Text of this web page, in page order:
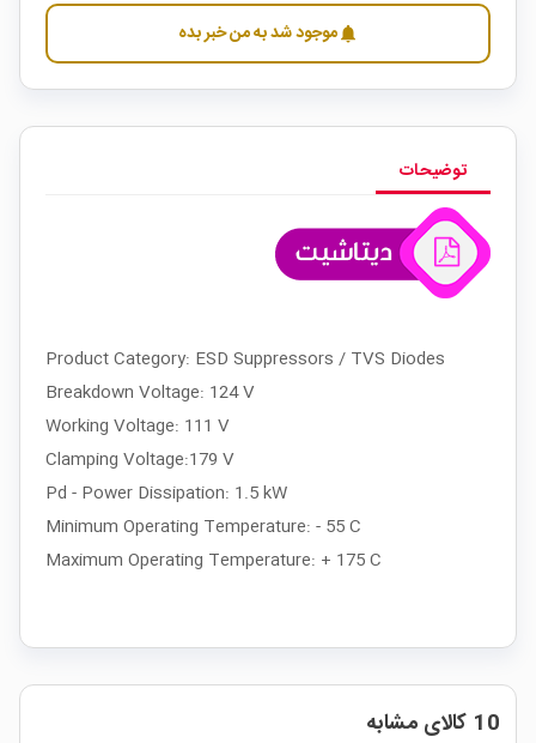
notificationsموجود شد به من خبر بده
توضیحات
Product Category: ESD Suppressors / TVS Diodes
Breakdown Voltage: 124 V
Working Voltage: 111 V
Clamping Voltage:179 V
Pd - Power Dissipation: 1.5 kW
Minimum Operating Temperature: - 55 C
Maximum Operating Temperature: + 175 C
10 کالای مشابه